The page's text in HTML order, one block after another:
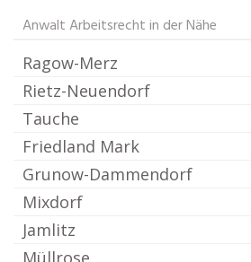
Anwalt Arbeitsrecht in der Nähe
Ragow-Merz
Rietz-Neuendorf
Tauche
Friedland Mark
Grunow-Dammendorf
Mixdorf
Jamlitz
Müllrose